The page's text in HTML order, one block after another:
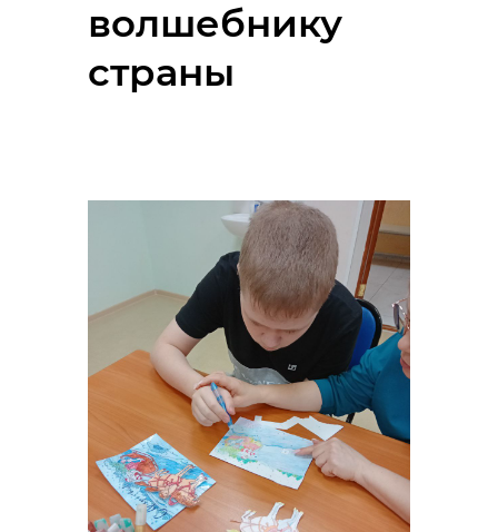
волшебнику
страны